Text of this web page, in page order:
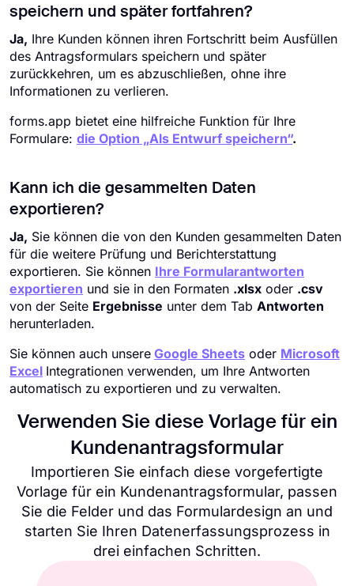
speichern und später fortfahren?
Ja, Ihre Kunden können ihren Fortschritt beim Ausfüllen
des Antragsformulars speichern und später
zurückkehren, um es abzuschließen, ohne ihre
Informationen zu verlieren.
forms.app bietet eine hilfreiche Funktion für Ihre
Formulare: die Option „Als Entwurf speichern“.
Kann ich die gesammelten Daten
exportieren?
Ja, Sie können die von den Kunden gesammelten Daten
für die weitere Prüfung und Berichterstattung
exportieren. Sie können Ihre Formularantworten
exportieren und sie in den Formaten .xlsx oder .csv
von der Seite Ergebnisse unter dem Tab Antworten
herunterladen.
Sie können auch unsere Google Sheets oder Microsoft
Excel Integrationen verwenden, um Ihre Antworten
automatisch zu exportieren und zu verwalten.
Verwenden Sie diese Vorlage für ein
Kundenantragsformular
Importieren Sie einfach diese vorgefertigte
Vorlage für ein Kundenantragsformular, passen
Sie die Felder und das Formulardesign an und
starten Sie Ihren Datenerfassungsprozess in
drei einfachen Schritten.